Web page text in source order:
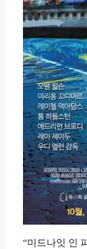
“미드나잇 인